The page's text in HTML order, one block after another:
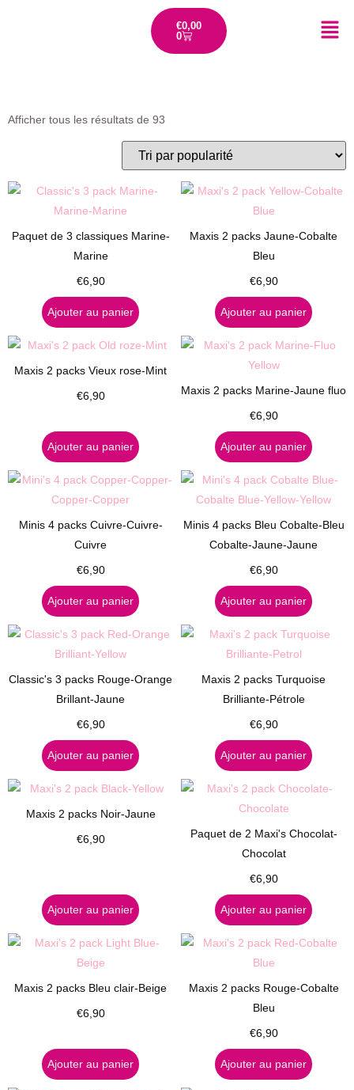
€0,00
0
Afficher tous les résultats de 93
Paquet de 3 classiques Marine-
Marine
€6,90
Ajouter au panier
Maxis 2 packs Jaune-Cobalte
Bleu
€6,90
Ajouter au panier
Maxis 2 packs Vieux rose-Mint
€6,90
Ajouter au panier
Maxis 2 packs Marine-Jaune fluo
€6,90
Ajouter au panier
Minis 4 packs Cuivre-Cuivre-
Cuivre
€6,90
Ajouter au panier
Minis 4 packs Bleu Cobalte-Bleu
Cobalte-Jaune-Jaune
€6,90
Ajouter au panier
Classic's 3 packs Rouge-Orange
Brillant-Jaune
€6,90
Ajouter au panier
Maxis 2 packs Turquoise
Brilliante-Pétrole
€6,90
Ajouter au panier
Maxis 2 packs Noir-Jaune
€6,90
Ajouter au panier
Paquet de 2 Maxi's Chocolat-
Chocolat
€6,90
Ajouter au panier
Maxis 2 packs Bleu clair-Beige
€6,90
Ajouter au panier
Maxis 2 packs Rouge-Cobalte
Bleu
€6,90
Ajouter au panier